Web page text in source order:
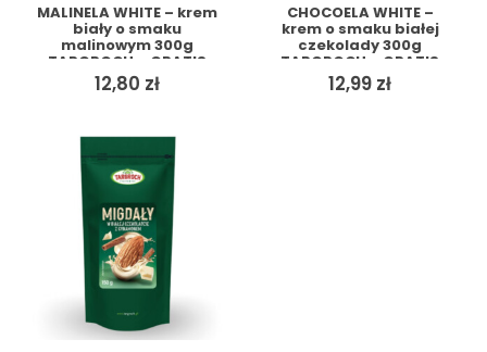
MALINELA WHITE – krem
biały o smaku
malinowym 300g
TARGROCH + GRATIS
12,80 zł
CHOCOELA WHITE –
krem o smaku białej
czekolady 300g
TARGROCH + GRATIS
12,99 zł